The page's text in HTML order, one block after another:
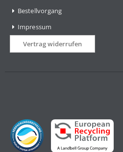
Bestellvorgang
Impressum
Vertrag widerrufen